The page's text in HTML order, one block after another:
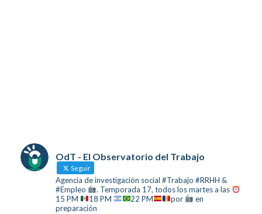
OdT - El Observatorio del Trabajo
Seguir
Agencia de investigación social #Trabajo #RRHH &
#Empleo
. Temporada 17, todos los martes a las
15 PM
18 PM 22 PM por
en
preparación